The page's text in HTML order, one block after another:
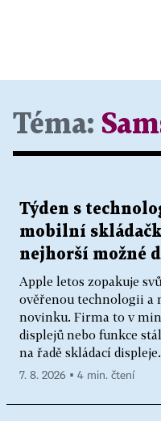
Téma:
Týden s
mobilní
nejhorší možné
Apple letos zopakuje
ověřenou technologii a
novinku. Firma to v
displejů nebo funkce
na řadě skládací
7. 8. 2026 ▪ 4 min. čtení